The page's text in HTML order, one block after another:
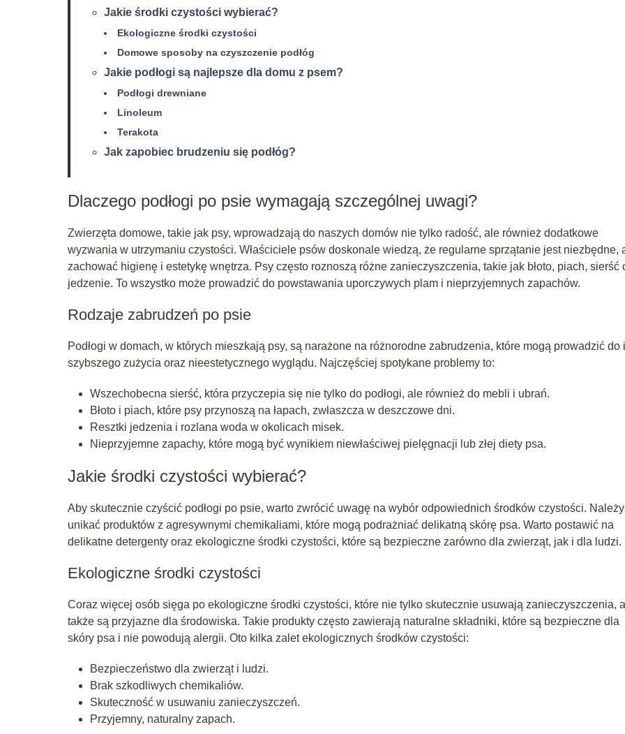
Jakie środki czystości wybierać?
Ekologiczne środki czystości
Domowe sposoby na czyszczenie podłóg
Jakie podłogi są najlepsze dla domu z psem?
Podłogi drewniane
Linoleum
Terakota
Jak zapobiec brudzeniu się podłóg?
Dlaczego podłogi po psie wymagają szczególnej uwagi?
Zwierzęta domowe, takie jak psy, wprowadzają do naszych domów nie tylko radość, ale również dodatkowe
wyzwania w utrzymaniu czystości. Właściciele psów doskonale wiedzą, że regularne sprzątanie jest niezbędne,
zachować higienę i estetykę wnętrza. Psy często roznoszą różne zanieczyszczenia, takie jak błoto, piach, sierść
jedzenie. To wszystko może prowadzić do powstawania uporczywych plam i nieprzyjemnych zapachów.
Rodzaje zabrudzeń po psie
Podłogi w domach, w których mieszkają psy, są narażone na różnorodne zabrudzenia, które mogą prowadzić do
szybszego zużycia oraz nieestetycznego wyglądu. Najczęściej spotykane problemy to:
Wszechobecna sierść, która przyczepia się nie tylko do podłogi, ale również do mebli i ubrań.
Błoto i piach, które psy przynoszą na łapach, zwłaszcza w deszczowe dni.
Resztki jedzenia i rozlana woda w okolicach misek.
Nieprzyjemne zapachy, które mogą być wynikiem niewłaściwej pielęgnacji lub złej diety psa.
Jakie środki czystości wybierać?
Aby skutecznie czyścić podłogi po psie, warto zwrócić uwagę na wybór odpowiednich środków czystości. Należy
unikać produktów z agresywnymi chemikaliami, które mogą podrażniać delikatną skórę psa. Warto postawić na
delikatne detergenty oraz ekologiczne środki czystości, które są bezpieczne zarówno dla zwierząt, jak i dla ludzi.
Ekologiczne środki czystości
Coraz więcej osób sięga po ekologiczne środki czystości, które nie tylko skutecznie usuwają zanieczyszczenia,
także są przyjazne dla środowiska. Takie produkty często zawierają naturalne składniki, które są bezpieczne dla
skóry psa i nie powodują alergii. Oto kilka zalet ekologicznych środków czystości:
Bezpieczeństwo dla zwierząt i ludzi.
Brak szkodliwych chemikaliów.
Skuteczność w usuwaniu zanieczyszczeń.
Przyjemny, naturalny zapach.